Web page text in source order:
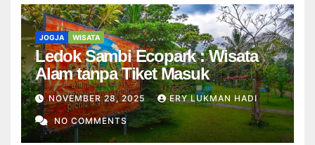
JOGJA WISATA
Ledok Sambi Ecopark : Wisata
Alam tanpa Tiket Masuk
NOVEMBER 28, 2025 ERY LUKMAN HADI
NO COMMENTS